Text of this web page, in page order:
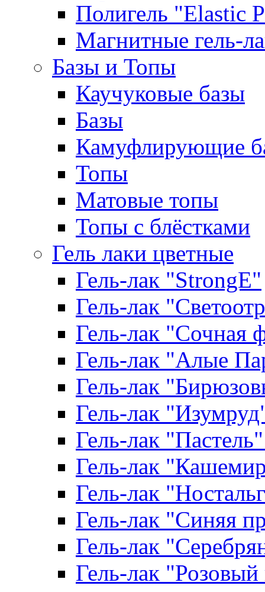
Полигель "Elastic
Магнитные гель-
Базы и Топы
Каучуковые базы
Базы
Камуфлирующие
Топы
Матовые топы
Топы с блёстками
Гель лаки цветные
Гель-лак "StrongE"
Гель-лак
Гель-лак "Сочная
Гель-лак "Алые
Гель-лак
Гель-лак
Гель-лак
Гель-лак
Гель-лак
Гель-лак "Синяя
Гель-лак
Гель-лак